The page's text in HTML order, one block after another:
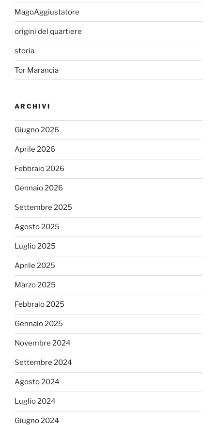
MagoAggiustatore
origini del quartiere
storia
Tor Marancia
ARCHIVI
Giugno 2026
Aprile 2026
Febbraio 2026
Gennaio 2026
Settembre 2025
Agosto 2025
Luglio 2025
Aprile 2025
Marzo 2025
Febbraio 2025
Gennaio 2025
Novembre 2024
Settembre 2024
Agosto 2024
Luglio 2024
Giugno 2024